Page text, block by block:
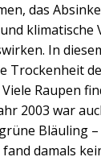
das
klimatische
In
Trockenheit
Raupen
2003 war
Bläuling
damals